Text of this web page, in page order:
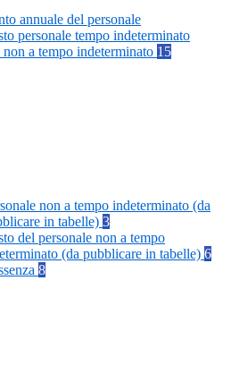
annuale del personale
personale tempo indeterminato
non a tempo indeterminato 15
non a tempo indeterminato (da
in tabelle) 3
del personale non a tempo
(da pubblicare in tabelle) 6
8